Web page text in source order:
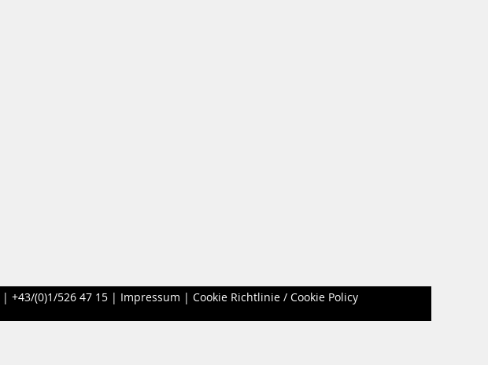
| +43/(0)1/526 47 15 | Impressum | Cookie Richtlinie / Cookie Policy